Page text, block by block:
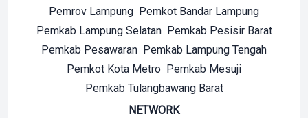
Pemrov Lampung Pemkot Bandar Lampung
Pemkab Lampung Selatan
Pemkab Pesisir Barat
Pemkab Pesawaran Pemkab Lampung Tengah
Pemkot Kota Metro Pemkab Mesuji
Pemkab Tulangbawang Barat
NETWORK